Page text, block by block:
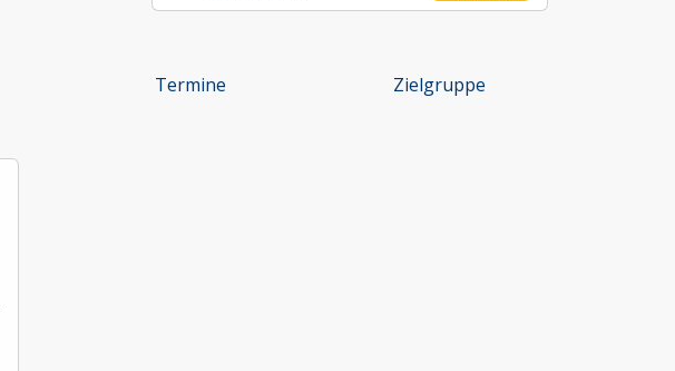
Termine Zielgruppe